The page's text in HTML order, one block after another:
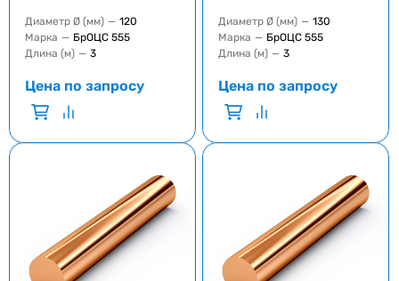
Диаметр Ø (мм) — 120
Марка — БрОЦС 555
Длина (м) — 3
Цена по запросу
Диаметр Ø (мм) — 130
Марка — БрОЦС 555
Длина (м) — 3
Цена по запросу